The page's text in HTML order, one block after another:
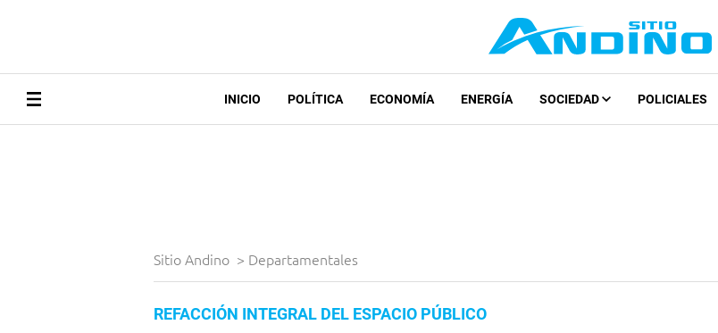
INICIO POLÍTICA ECONOMÍA ENERGÍA SOCIEDAD POLICIALES
Sitio Andino > Departamentales
REFACCIÓN INTEGRAL DEL ESPACIO PÚBLICO